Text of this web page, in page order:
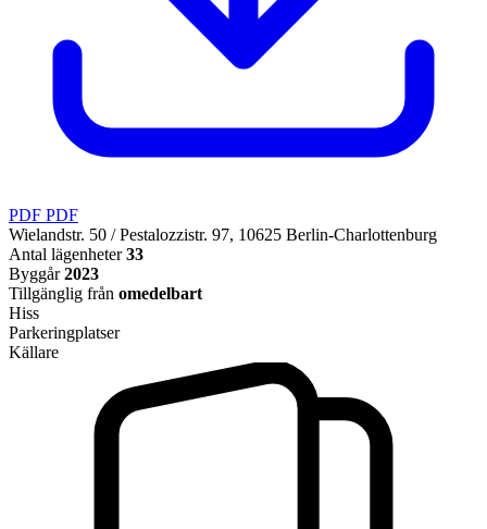
PDF PDF
Wielandstr. 50 / Pestalozzistr. 97, 10625 Berlin-Charlottenburg
Antal lägenheter33
Byggår2023
Tillgänglig från omedelbart
Hiss
Parkeringplatser
Källare